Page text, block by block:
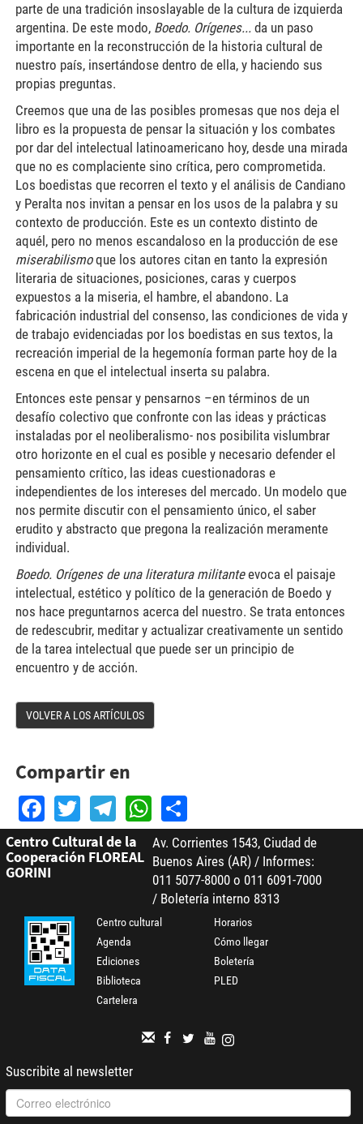
parte de una tradición insoslayable de la cultura de izquierda
argentina. De este modo, Boedo. Orígenes...da un paso
importante en la reconstrucción de la historia cultural de
nuestro país, insertándose dentro de ella, y haciendo sus
propias preguntas.
Creemos que una de las posibles promesas que nos deja el
libro es la propuesta de pensar la situación y los combates
por dar del intelectual latinoamericano hoy, desde una mirada
que no es complaciente sino crítica, pero comprometida.
Los boedistas que recorren el texto y el análisis de Candiano
y Peralta nos invitan a pensar en los usos de la palabra y su
contexto de producción. Este es un contexto distinto de
aquél, pero no menos escandaloso en la producción de ese
miserabilismoque los autores citan en tanto la expresión
literaria de situaciones, posiciones, caras y cuerpos
expuestos a la miseria, el hambre, el abandono. La
fabricación industrial del consenso, las condiciones de vida y
de trabajo evidenciadas por los boedistas en sus textos, la
recreación imperial de la hegemonía forman parte hoy de la
escena en que el intelectual inserta su palabra.
Entonces este pensar y pensarnos –en términos de un
desafío colectivo que confronte con las ideas y prácticas
instaladas por el neoliberalismo- nos posibilita vislumbrar
otro horizonte en el cual es posible y necesario defender el
pensamiento crítico, las ideas cuestionadoras e
independientes de los intereses del mercado. Un modelo que
nos permite discutir con el pensamiento único, el saber
erudito y abstracto que pregona la realización meramente
individual.
Boedo. Orígenes de una literatura militanteevoca el paisaje
intelectual, estético y político de la generación de Boedo y
nos hace preguntarnos acerca del nuestro. Se trata entonces
de redescubrir, meditar y actualizar creativamente un sentido
de la tarea intelectual que puede ser un principio de
encuentro y de acción.
VOLVER A LOS ARTÍCULOS
Compartir en
Facebook
TwitterTelegram
WhatsApp
Share
Centro Cultural de la
Cooperación FLOREAL
GORINI
Av. Corrientes 1543, Ciudad de
Buenos Aires (AR) / Informes:
011 5077-8000 o 011 6091-7000
/ Boletería interno 8313
Centro cultural
Agenda
Ediciones
Biblioteca
Cartelera
Horarios
Cómo llegar
Boletería
PLED
Suscribite al newsletter